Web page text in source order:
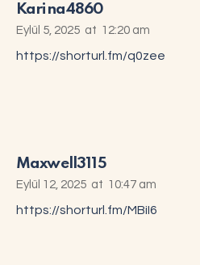
Karina4860
Eylül 5, 2025 at 12:20 am
https://shorturl.fm/q0zee
Maxwell3115
Eylül 12, 2025 at 10:47 am
https://shorturl.fm/MBiI6